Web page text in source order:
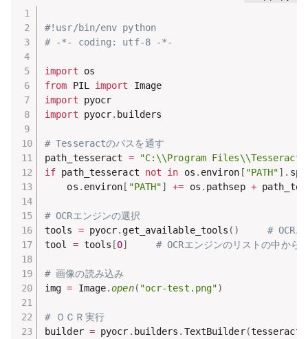
#!usr/bin/env python
# -*- coding: utf-8 -*-
import
from PIL import
import
import pyocr. builders
# Tesseractのパスを通す
path_tesseract =
"C:\\Program Files\\Tesseract-
if path_tesseract not in os . environ [ "PATH"] .
    os
. environ [ "PATH"] += os . pathsep +
# OCRエンジンの選択
tools = pyocr. get_available_tools ( )
# OCR
tool = tools [0] # OCRエンジンのリストの中から
# 画像の読み込み
img = Image.open( "ocr-test.png")
# ＯＣＲ実行
builder = pyocr . builders . TextBuilder(